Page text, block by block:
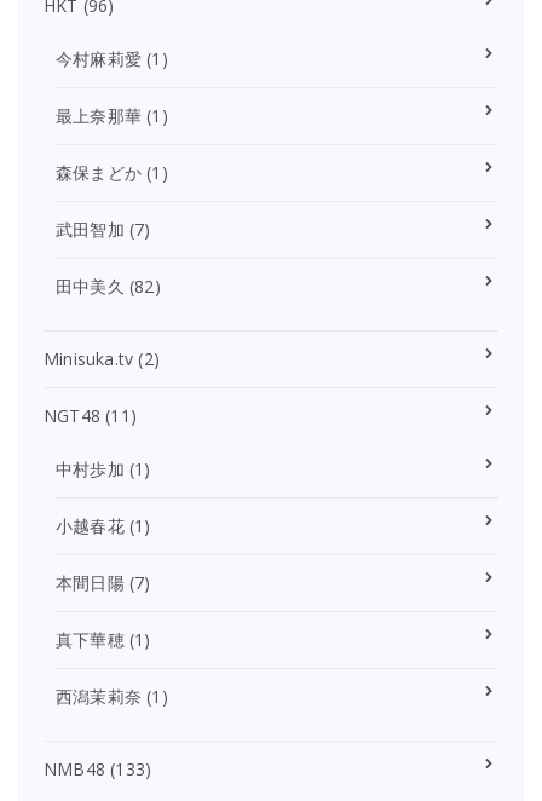
HKT (96)
今村麻莉愛 (1)
最上奈那華 (1)
森保まどか (1)
武田智加 (7)
田中美久 (82)
Minisuka.tv (2)
NGT48 (11)
中村歩加 (1)
小越春花(1)
本間日陽(7)
真下華穂(1)
西潟茉莉奈 (1)
NMB48 (133)